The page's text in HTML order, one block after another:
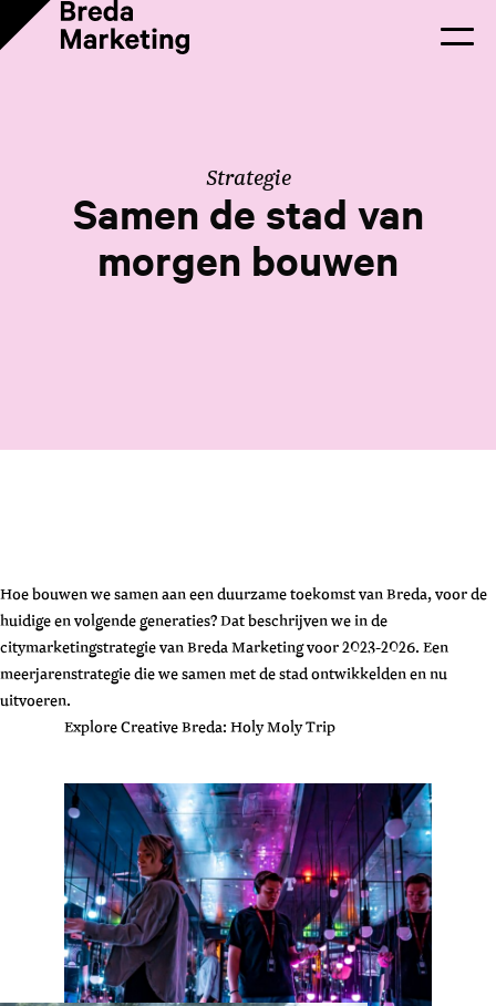
Strategie
Samen de stad van
morgen bouwen
Hoe bouwen we samen aan een duurzame toekomst van Breda, voor de
huidige en volgende generaties? Dat beschrijven we in de
citymarketingstrategie van Breda Marketing voor 2023-2026. Een
meerjarenstrategie die we samen met de stad ontwikkelden en nu
uitvoeren.
Explore Creative Breda: Holy Moly Trip